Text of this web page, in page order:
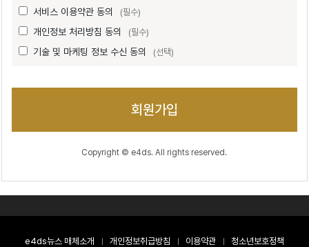
서비스 이용약관 동의 (필수)
개인정보 처리방침 동의 (필수)
기술 및 마케팅 정보 수신 동의 (선택)
회원가입
Copyright © e4ds. All rights reserved.
e4ds뉴스 매체소개 개인정보취급방침 이용약관
청소년보호정책